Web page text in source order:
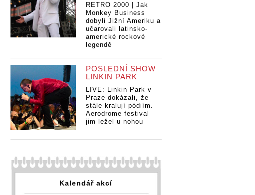
narozeniny hned
dvakrát, pro
fanoušky si
připravili
výpravnou show
Queenie oslaví v
narozeniny hned
dvakrát, pro
fanoušky si
připravili
výpravnou show
RETRO 2000 | Jak
Monkey Business
dobyli Jižní Ameriku a
učarovali latinsko-
americké rockové
legendě
POSLEDNÍ SHOW
LINKIN PARK
LIVE: Linkin Park v
Praze dokázali, že
stále kralují pódiím.
Aerodrome festival
jim ležel u nohou
Kalendář akcí